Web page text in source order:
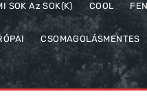
SOK Az SOK(K) COOL
CSOMAGOLÁSMENTES